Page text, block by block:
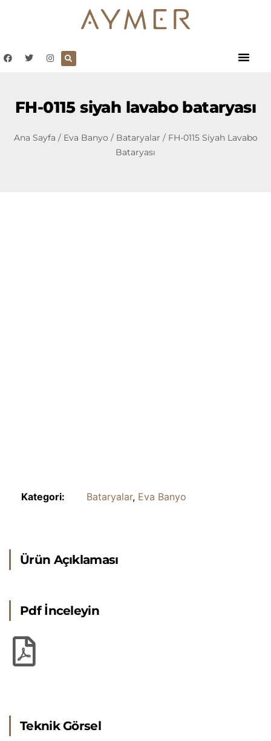
FH-0115 siyah lavabo bataryası
Ana Sayfa / Eva Banyo / Bataryalar / FH-0115 Siyah Lavabo
Bataryası
Kategori: Bataryalar, Eva Banyo
Ürün Açıklaması
Pdf İnceleyin
Teknik Görsel